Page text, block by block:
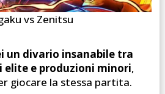
vs Zenitsu
un divario insanabile tra
e produzioni minori,
giocare la stessa partita.